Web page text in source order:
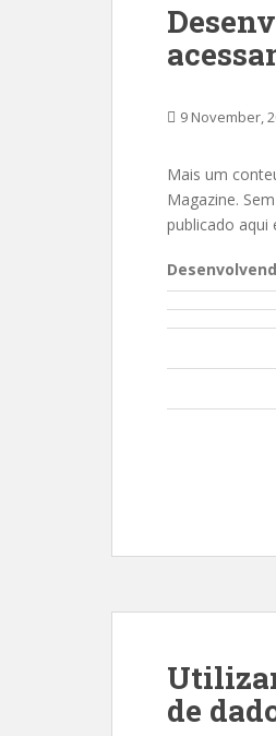
9 November,
Mais um
Magazine.
publicado aqui
de